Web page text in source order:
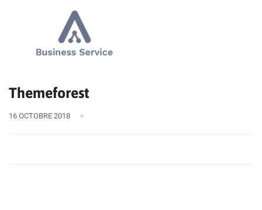
Themeforest
16 OCTOBRE 2018